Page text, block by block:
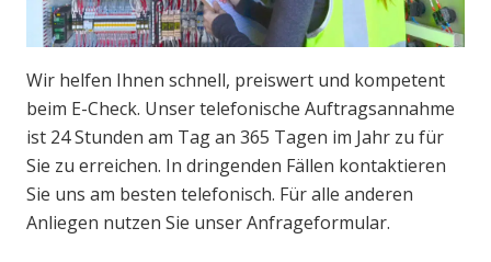
Wir helfen Ihnen schnell, preiswert und kompetent
beim E-Check. Unser telefonische Auftragsannahme
ist 24 Stunden am Tag an 365 Tagen im Jahr zu für
Sie zu erreichen. In dringenden Fällen kontaktieren
Sie uns am besten telefonisch. Für alle anderen
Anliegen nutzen Sie unser Anfrageformular.